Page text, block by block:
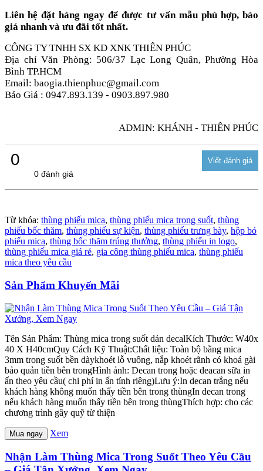
Liên hệ đặt hàng ngay để được tư vấn mẫu phù hợp, báo
giá nhanh và ưu đãi tốt nhất.
CÔNG TY TNHH SX KD XNK THIÊN PHÚC
Địa chỉ Văn Phòng: 506/37 Lạc Long Quân, Phường Hòa
Bình TP.HCM
Email: baogia.thienphuc@gmail.com
Báo Giá : 0947.893.139 - 0903.897.980
ADMIN: KHÁNH - THIÊN PHÚC
0
0 đánh giá
Từ khóa: thùng phiếu mica, thùng phiếu mica trong suốt, thùng
phiếu bốc thăm, thùng phiếu sự kiện, thùng phiếu trưng bày, hộp bỏ
phiếu mica, thùng bốc thăm trúng thưởng, thùng phiếu in logo,
thùng phiếu mica giá rẻ, gia công thùng phiếu mica, thùng phiếu
mica theo yêu cầu
Sản Phẩm Khuyến Mãi
Tên Sản Phẩm: Thùng mica trong suốt dán decalKích Thước: W40x
40 X H40cmQuy Cách Kỹ Thuật:Chất liệu: Toàn bộ bằng mica
3mm trong suốt bền dàykhoét lỗ vuông, nắp khoét rãnh có khoá gài
bảo quản tiền bên trongHình ảnh: Decan trong hoặc deacan sữa in
ấn theo yêu cầu( chi phí in ấn tính riêng)Lưu ý:In decan trắng nếu
khách hàng không muốn thấy tiền bên trong thùngIn decan trong
nếu khách hàng muốn thấy tiền bên trong thùngThích hợp: cho các
chương trình gây quỹ từ thiện
Mua ngay Xem
Nhận Làm Thùng Mica Trong Suốt Theo Yêu Cầu